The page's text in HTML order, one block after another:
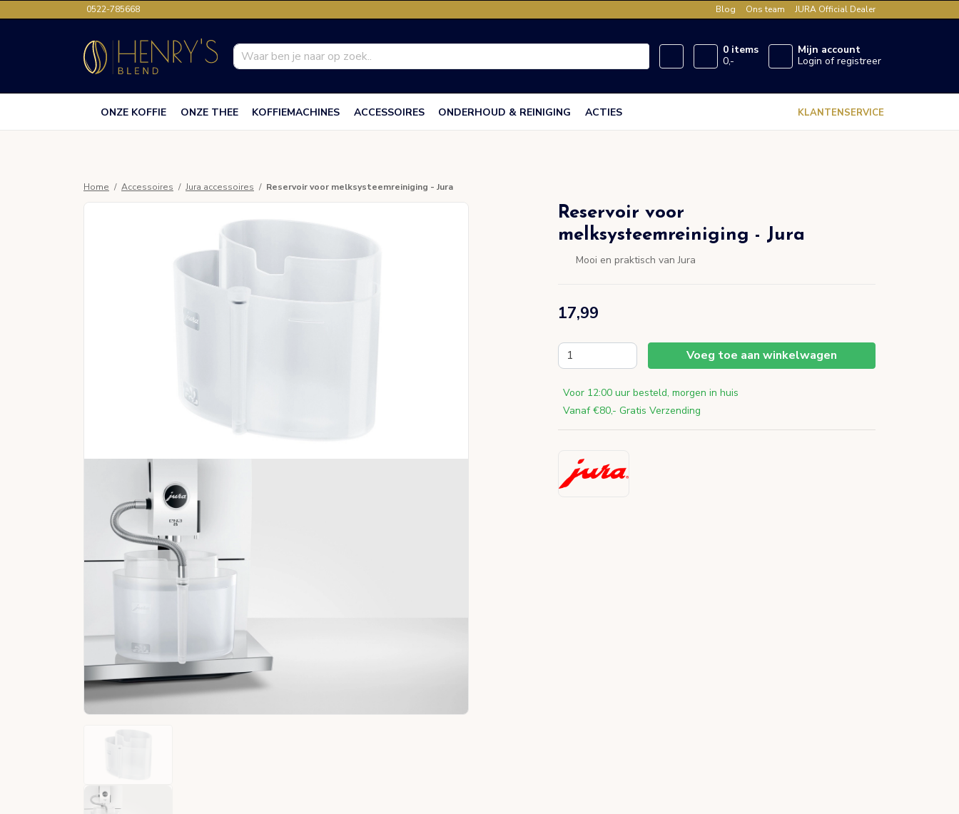
0522-785668 Blog Ons team JURA Official Dealer
0 items
0,-
Mijn account
Login of registreer
ONZE KOFFIE ONZE THEE KOFFIEMACHINES ACCESSOIRES ONDERHOUD & REINIGING ACTIES KLANTENSERVICE
Home Accessoires Jura accessoires Reservoir voor melksysteemreiniging - Jura
Reservoir voor
melksysteemreiniging - Jura
Mooi en praktisch van Jura
17,99
Voeg toe aan winkelwagen
Voor 12:00 uur besteld, morgen in huis
Vanaf €80,- Gratis Verzending